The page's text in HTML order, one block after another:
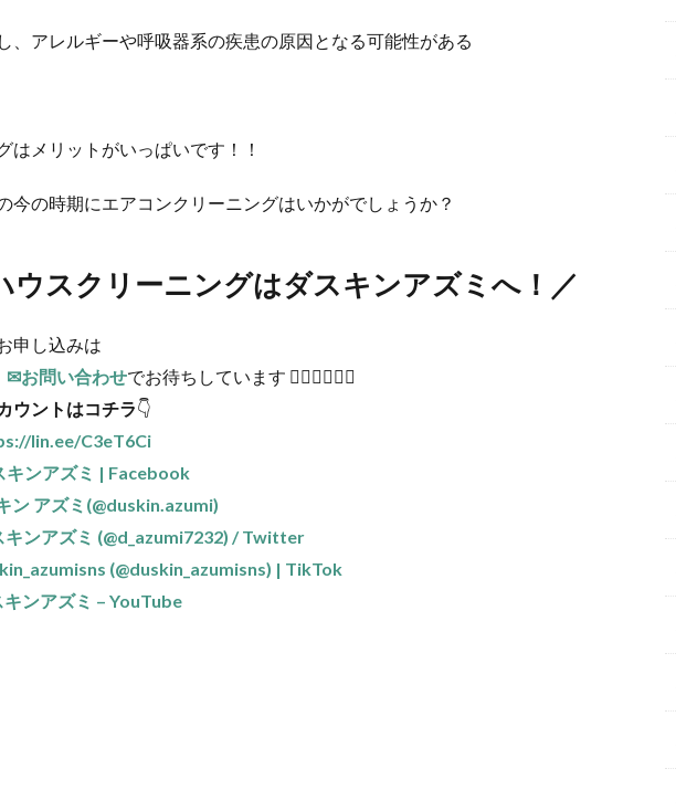
、アレルギーや呼吸器系の疾患の原因となる可能性がある
はメリットがいっぱいです！！
今の時期にエアコンクリーニングはいかがでしょうか？
ウスクリーニングはダスキンアズミへ！／
申し込みは
✉お問い合わせでお待ちしています 🙋🏻‍♂️🙋🏻‍♀️
ウントはコチラ👇
lin.ee/C3eT6Ci
キンアズミ | Facebook
ン アズミ(@duskin.azumi)
キンアズミ (@d_azumi7232) / Twitter
(@duskin_azumisns) | TikTok
キンアズミ – YouTube